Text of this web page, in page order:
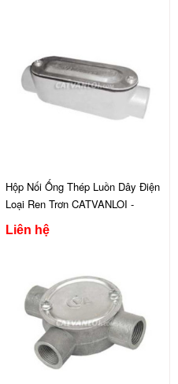
Hộp Nối Ống Thép Luồn Dây Điện
Loại Ren Trơn CATVANLOI -
AHEC12
Liên hệ